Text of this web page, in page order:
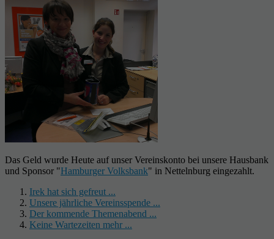
Das Geld wurde Heute auf unser Vereinskonto bei unsere Hausbank
und Sponsor "Hamburger Volksbank" in Nettelnburg eingezahlt.
Irek hat sich gefreut ...
Unsere jährliche Vereinsspende ...
Der kommende Themenabend ...
Keine Wartezeiten mehr ...